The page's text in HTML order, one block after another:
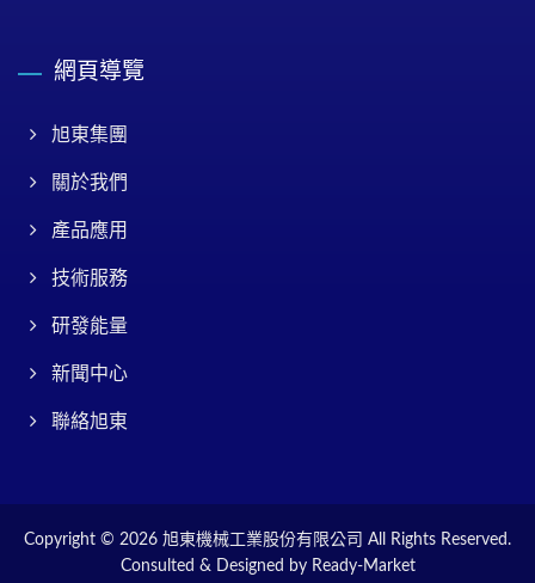
網頁導覽
旭東集團
關於我們
產品應用
技術服務
研發能量
新聞中心
聯絡旭東
Copyright © 2026 旭東機械工業股份有限公司 All Rights Reserved.
Consulted & Designed by Ready-Market